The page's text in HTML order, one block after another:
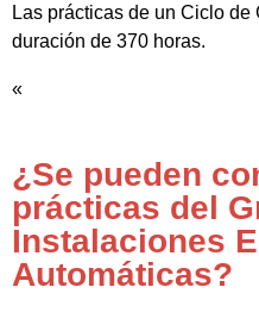
Las prácticas de un Ciclo
duración de 370 horas.
«
¿Se pueden
prácticas del
Instalaciones
Automáticas?